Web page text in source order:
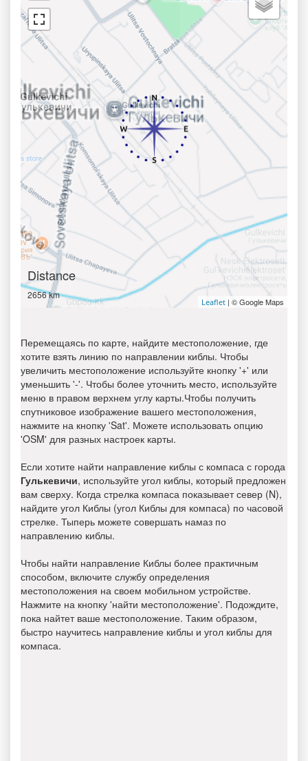
Distance
2656 km
Leaflet | © Google Maps
Перемещаясь по карте, найдите местоположение, где
хотите взять линию по направлении киблы. Чтобы
увеличить местоположение используйте кнопку '+' или
уменьшить '-'. Чтобы более уточнить место, используйте
меню в правом верхнем углу карты.Чтобы получить
спутниковое изображение вашего местоположения,
нажмите на кнопку 'Sat'. Можете использовать опцию
'OSM' для разных настроек карты.
Если хотите найти направление киблы с компаса с города
Гулькевичи, используйте угол киблы, который предложен
вам сверху. Когда стрелка компаса показывает север (N),
найдите угол Киблы (угол Киблы для компаса) по часовой
стрелке. Тыперь можете совершать намаз по
направлению киблы.
Чтобы найти направление Киблы более практичным
способом, включите службу определения
местоположения на своем мобильном устройстве.
Нажмите на кнопку 'найти местоположение'. Подождите,
пока найтет ваше местоположение. Таким образом,
быстро научитесь направление киблы и угол киблы для
компаса.